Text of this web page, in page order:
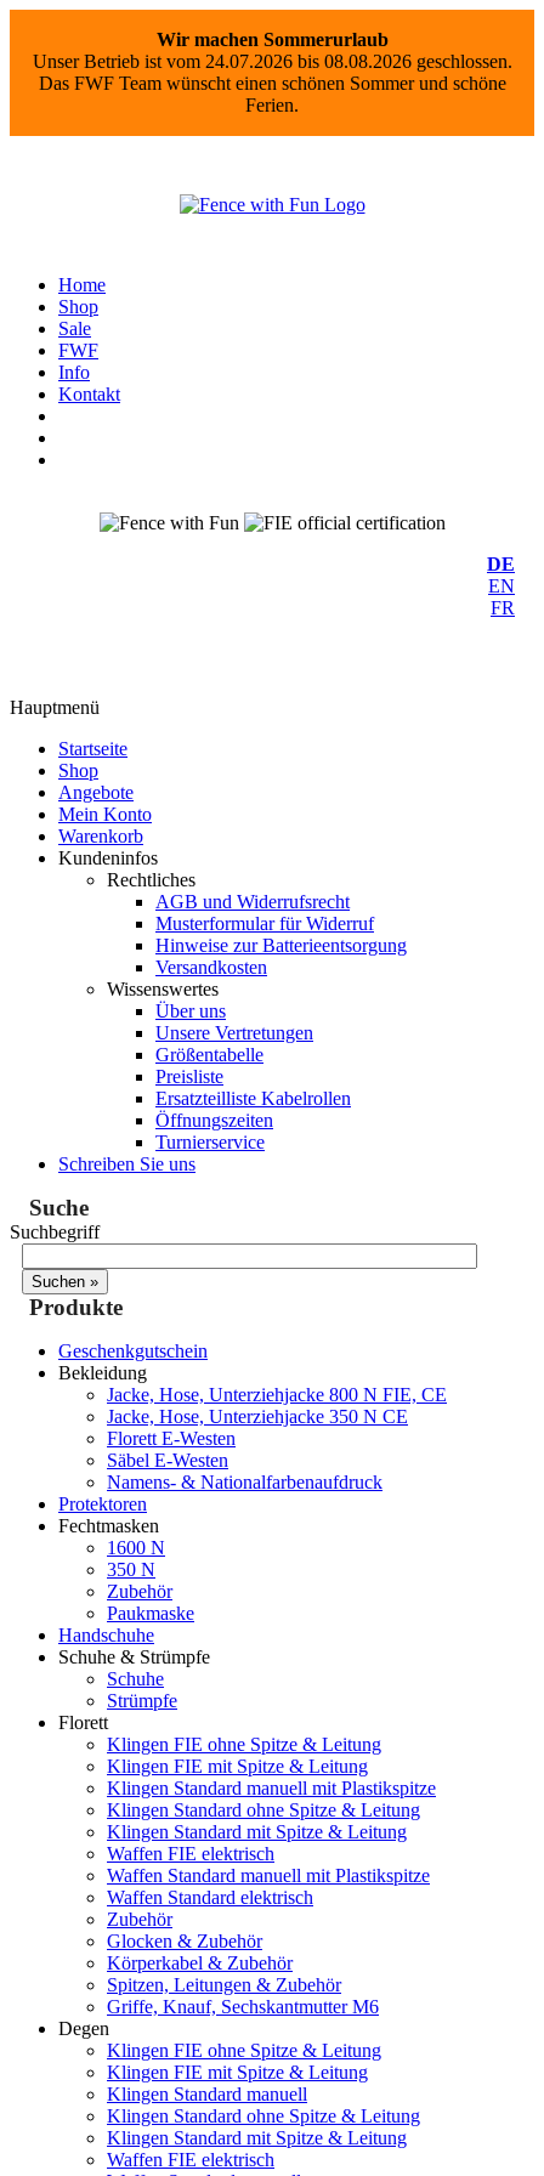
Wir machen Sommerurlaub
Unser Betrieb ist vom 24.07.2026 bis 08.08.2026 geschlossen.
Das FWF Team wünscht einen schönen Sommer und schöne
Ferien.
Home
Shop
Sale
FWF
Info
Kontakt
DE
EN
FR
Hauptmenü
Startseite
Shop
Angebote
Mein Konto
Warenkorb
Kundeninfos
Rechtliches
AGB und Widerrufsrecht
Musterformular für Widerruf
Hinweise zur Batterieentsorgung
Versandkosten
Wissenswertes
Über uns
Unsere Vertretungen
Größentabelle
Preisliste
Ersatzteilliste Kabelrollen
Öffnungszeiten
Turnierservice
Schreiben Sie uns
Suche
Suchbegriff
Produkte
Geschenkgutschein
Bekleidung
Jacke, Hose, Unterziehjacke 800 N FIE, CE
Jacke, Hose, Unterziehjacke 350 N CE
Florett E-Westen
Säbel E-Westen
Namens- & Nationalfarbenaufdruck
Protektoren
Fechtmasken
1600 N
350 N
Zubehör
Paukmaske
Handschuhe
Schuhe & Strümpfe
Schuhe
Strümpfe
Florett
Klingen FIE ohne Spitze & Leitung
Klingen FIE mit Spitze & Leitung
Klingen Standard manuell mit Plastikspitze
Klingen Standard ohne Spitze & Leitung
Klingen Standard mit Spitze & Leitung
Waffen FIE elektrisch
Waffen Standard manuell mit Plastikspitze
Waffen Standard elektrisch
Zubehör
Glocken & Zubehör
Körperkabel & Zubehör
Spitzen, Leitungen & Zubehör
Griffe, Knauf, Sechskantmutter M6
Degen
Klingen FIE ohne Spitze & Leitung
Klingen FIE mit Spitze & Leitung
Klingen Standard manuell
Klingen Standard ohne Spitze & Leitung
Klingen Standard mit Spitze & Leitung
Waffen FIE elektrisch